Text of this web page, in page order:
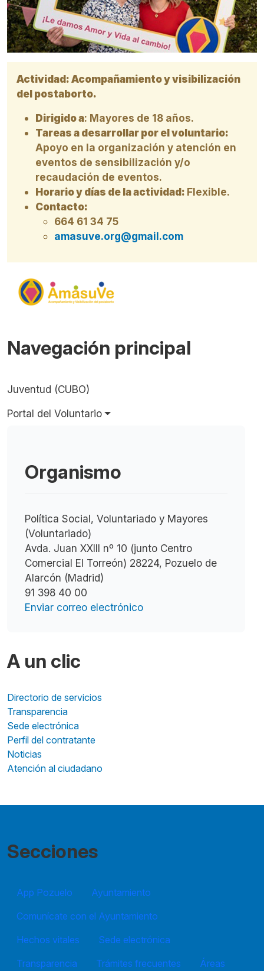
Navegación principal
Juventud (CUBO)
Portal del Voluntario
Organismo
Política Social, Voluntariado y Mayores
(Voluntariado)
Avda. Juan XXIII nº 10 (junto Centro
Comercial El Torreón) 28224, Pozuelo de
Alarcón (Madrid)
91 398 40 00
Enviar correo electrónico
Actividad: Acompañamiento y visibilización
del postaborto.
Dirigido a: Mayores de 18 años.
Tareas a desarrollar por el voluntario:
Apoyo en la organización y atención en
eventos de sensibilización y/o
recaudación de eventos.
Horario y días de la actividad: Flexible.
Contacto:
664 61 34 75
amasuve.org@gmail.com
A un clic
Directorio de servicios
Transparencia
Sede electrónica
Perfil del contratante
Noticias
Atención al ciudadano
Secciones
App Pozuelo
Ayuntamiento
Comunícate con el Ayuntamiento
Hechos vitales
Sede electrónica
Transparencia
Trámites frecuentes Áreas